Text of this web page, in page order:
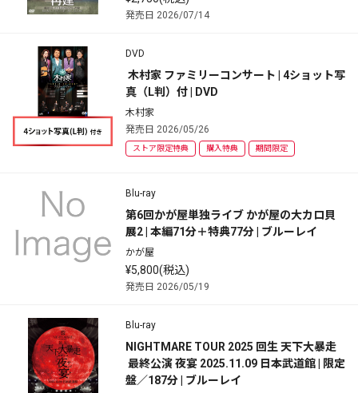
発売日 2026/07/14
DVD
木村家 ファミリーコンサート | 4ショット写
真（L判）付 | DVD
木村家
発売日 2026/05/26
ストア限定特典 購入特典 期間限定
Blu-ray
第6回かが屋単独ライブ かが屋の大カロ貝
展2 | 本編71分＋特典77分 | ブルーレイ
かが屋
¥5,800(税込)
発売日 2026/05/19
Blu-ray
NIGHTMARE TOUR 2025 回生 天下大暴走
最終公演 夜宴 2025.11.09 日本武道館 | 限定
盤／187分 | ブルーレイ